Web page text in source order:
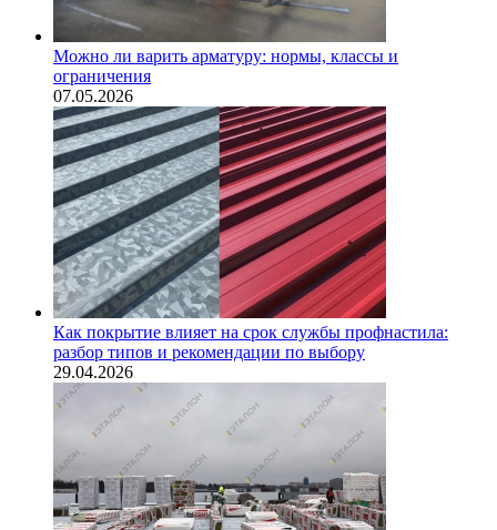
Можно ли варить арматуру: нормы, классы и
ограничения
07.05.2026
Как покрытие влияет на срок службы профнастила:
разбор типов и рекомендации по выбору
29.04.2026